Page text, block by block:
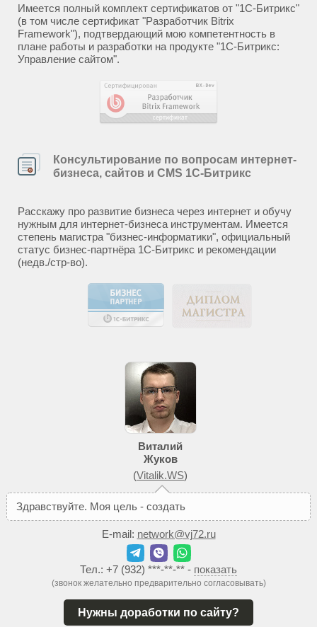
Имеется полный комплект сертификатов от "1С-Битрикс"
(в том числе сертификат "Разработчик Bitrix
Framework"), подтвердающий мою компетентность в
плане работы и разработки на продукте "1С-Битрикс:
Управление сайтом".
Консультирование по вопросам интернет-
бизнеса, сайтов и CMS 1С-Битрикс
Расскажу про развитие бизнеса через интернет и обучу
нужным для интернет-бизнеса инструментам. Имеется
степень магистра "бизнес-информатики", официальный
статус бизнес-партнёра 1С-Битрикс и рекомендации
(недв./стр-во).
Виталий
Жуков
(Vitalik.WS)
Здравствуйте. Моя цель - создать
E-mail: network@vj72.ru
Тел.: +7 (932) ***-**-** - показать
(звонок желательно предварительно согласовывать)
Нужны доработки по сайту?